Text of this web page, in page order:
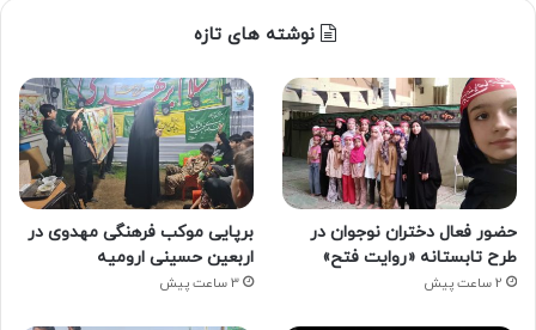
نوشته های تازه
حضور فعال دختران نوجوان در
طرح تابستانه «روایت فتح»
2 ساعت پیش
برپایی موکب فرهنگی مهدوی در
اربعین حسینی ارومیه
3 ساعت پیش